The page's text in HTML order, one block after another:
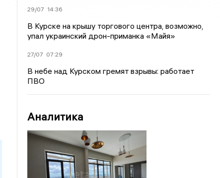
29/07 14:36
В Курске на крышу торгового центра, возможно,
упал украинский дрон-приманка «Майя»
27/07 07:29
В небе над Курском гремят взрывы: работает
ПВО
Аналитика